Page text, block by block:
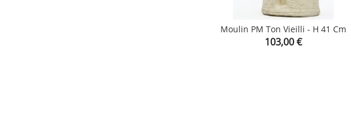
Moulin PM Ton Vieilli - H 41 Cm
Prix
103,00 €
